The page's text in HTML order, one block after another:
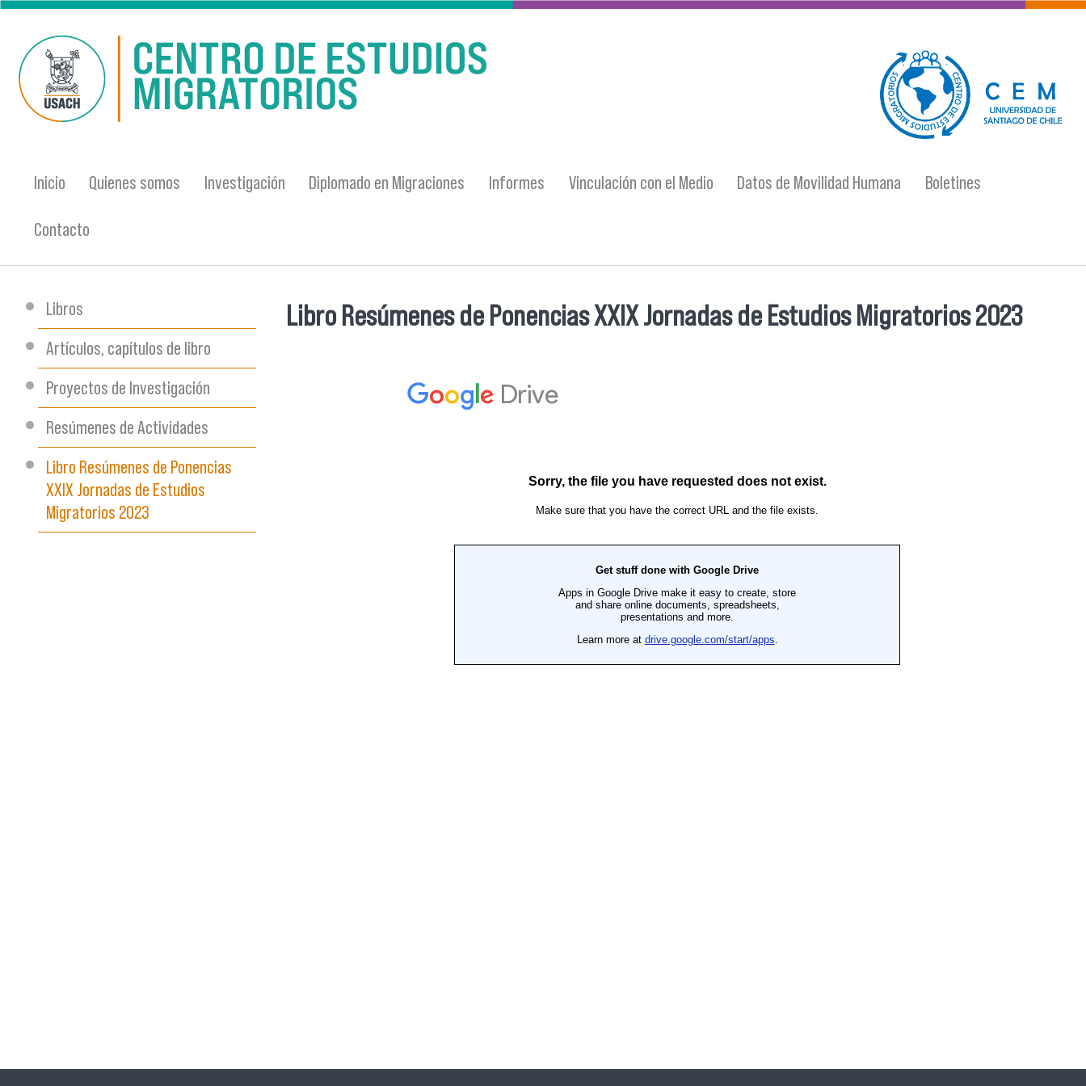
Pasar al contenido principal
logo-cem-final.jpg
Inicio Quienes somos Investigación Diplomado en Migraciones Informes Vinculación con el Medio Datos de Movilidad Humana Boletines
Contacto
Libros
Artículos, capítulos de libro
Proyectos de Investigación
Resúmenes de Actividades
Libro Resúmenes de Ponencias
XXIX Jornadas de Estudios
Migratorios 2023
Se encuentra usted aquí
Libro Resúmenes de Ponencias XXIX Jornadas de Estudios Migratorios 2023